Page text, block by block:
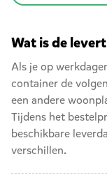
Wat is de
Als je op
container de
een andere
Tijdens het
beschikbare
verschillen.